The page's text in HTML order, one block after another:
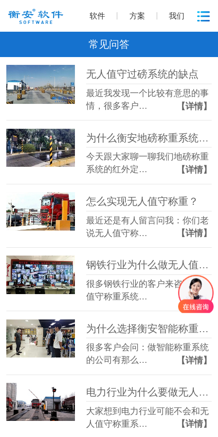
软件 方案 我们
常见问答
无人值守过磅系统的缺点
最近我发现一个比较有意思的事
情，很多客户…
【详情】
今天跟大家聊一聊我们地磅称重
系统的红外定…
【详情】
怎么实现无人值守称重？
最近还是有人留言问我：你们老
说无人值守称…
【详情】
钢铁行业为什么做无人值守称重系统？
很多钢铁行业的客户来咨询无人
值守称重系统…
【详情】
很多客户会问：做智能称重系统
的公司有那么…
【详情】
电力行业为什么要做无人值守称重系统
大家想到电力行业可能不会和无
人值守称重系…
【详情】